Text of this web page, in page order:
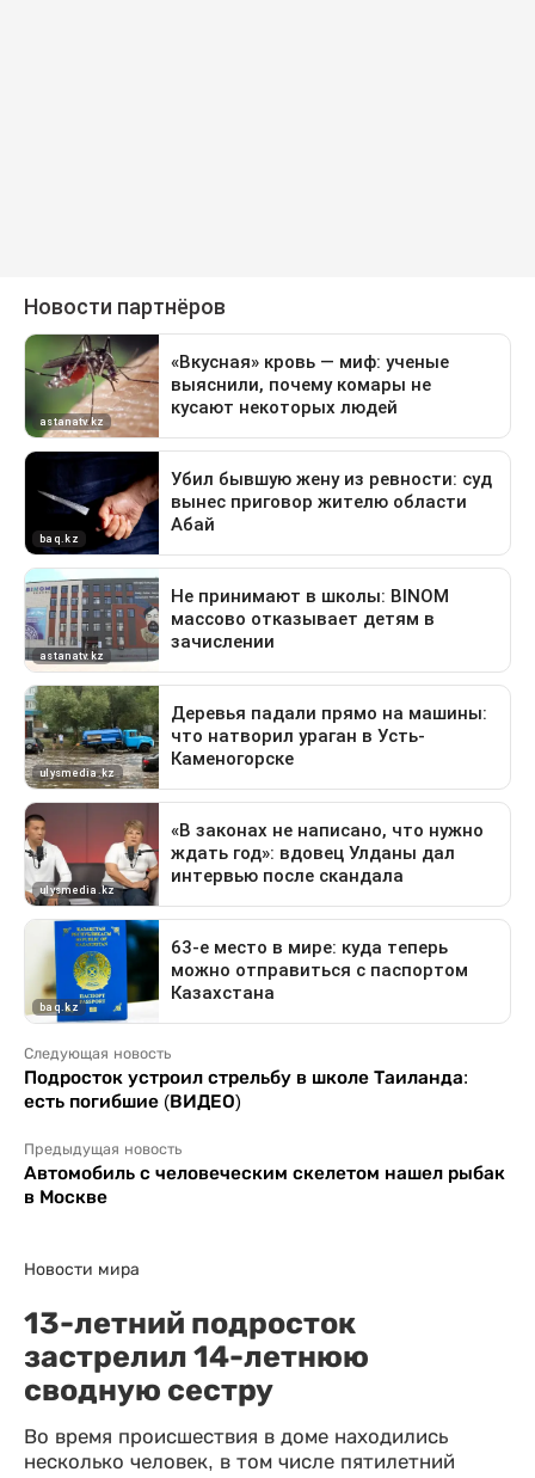
Следующая новость
Подросток устроил стрельбу в школе Таиланда:
есть погибшие (ВИДЕО)
Предыдущая новость
Автомобиль с человеческим скелетом нашел рыбак
в Москве
Новости мира
13-летний подросток
застрелил 14-летнюю
сводную сестру
Во время происшествия в доме находились
несколько человек, в том числе пятилетний